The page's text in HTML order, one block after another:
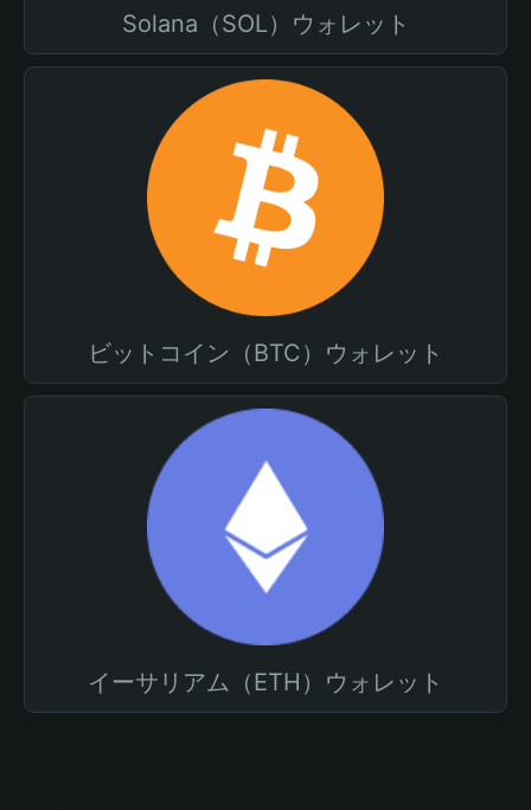
Solana（SOL）ウォレット
ビットコイン（BTC）ウォレット
イーサリアム（ETH）ウォレット